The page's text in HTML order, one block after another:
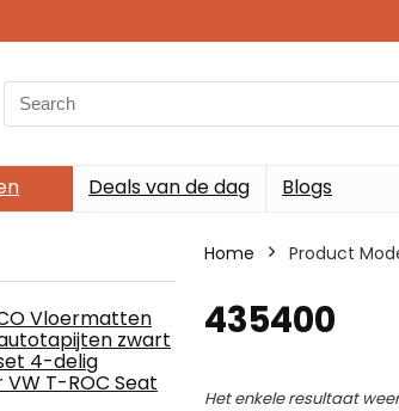
Search
for:
Deals van de dag Blogs
Vloermatten
zwart
4-delig
T-ROC Seat
Home Product
435400
Het enkele resultaat